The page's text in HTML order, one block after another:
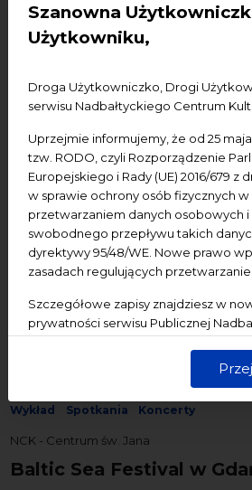
Szanowna
Użytkowniku,
Droga Użytkowniczko, Drogi
serwisu Nadbałtyckiego Centrum
Uprzejmie informujemy, że od 25
tzw. RODO, czyli Rozporządzenie
Europejskiego i Rady (UE) 2016/679 z
w sprawie ochrony osób fizycznych w
przetwarzaniem danych osobowych i
swobodnego przepływu takich
dyrektywy 95/48/WE. Nowe prawo
zasadach regulujących
Szczegółowe zapisy znajdziesz w
prywatności serwisu Publicznej
dane są przetwarzane w sposób
starannością i zgodnie z
11
Wykład
Spotkania Koncerty
NCK - Centrum św. Jana
Baltic Sea Festival w